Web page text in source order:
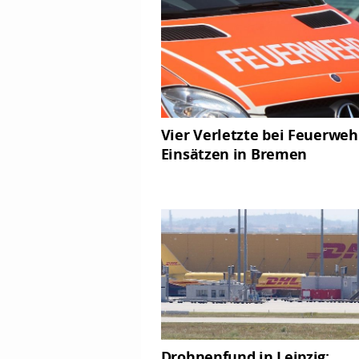
Vier Verletzte bei
Einsätzen in Bremen